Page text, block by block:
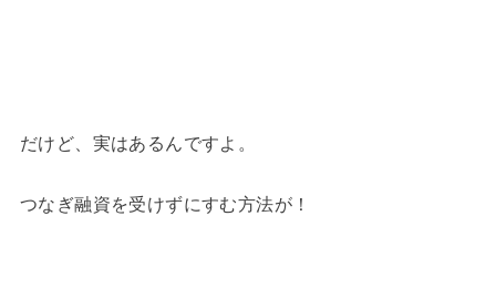
だけど、実はあるんですよ。
つなぎ融資を受けずにすむ方法が！